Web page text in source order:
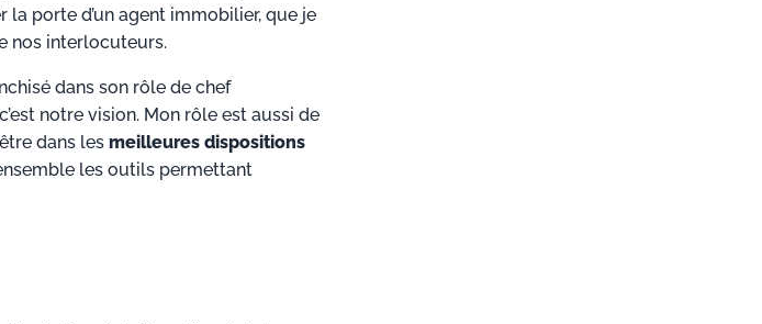
la porte d’un agent immobilier, que je
nos interlocuteurs.
dans son rôle de chef
notre vision. Mon rôle est aussi de
dans les meilleures dispositions
les outils permettant